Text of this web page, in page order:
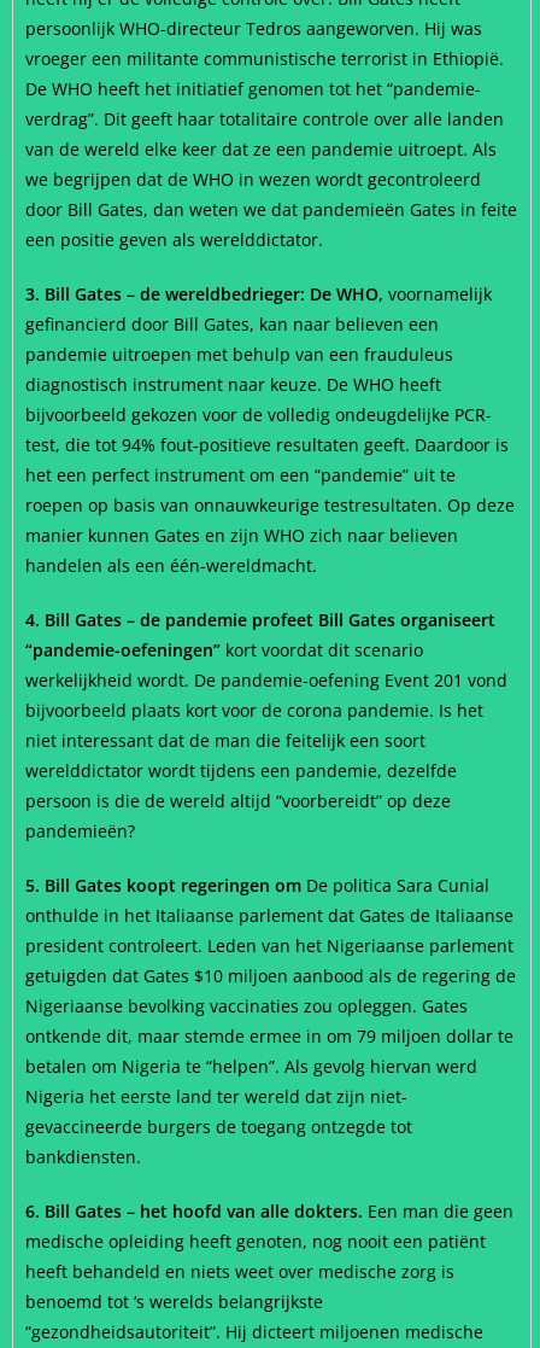
persoonlijk WHO-directeur Tedros aangeworven. Hij was
vroeger een militante communistische terrorist in Ethiopië.
De WHO heeft het initiatief genomen tot het “pandemie-
verdrag”. Dit geeft haar totalitaire controle over alle landen
van de wereld elke keer dat ze een pandemie uitroept. Als
we begrijpen dat de WHO in wezen wordt gecontroleerd
door Bill Gates, dan weten we dat pandemieën Gates in feite
een positie geven als werelddictator.
3. Bill Gates – de wereldbedrieger: De WHO, voornamelijk
gefinancierd door Bill Gates, kan naar believen een
pandemie uitroepen met behulp van een frauduleus
diagnostisch instrument naar keuze. De WHO heeft
bijvoorbeeld gekozen voor de volledig ondeugdelijke PCR-
test, die tot 94% fout-positieve resultaten geeft. Daardoor is
het een perfect instrument om een “pandemie” uit te
roepen op basis van onnauwkeurige testresultaten. Op deze
manier kunnen Gates en zijn WHO zich naar believen
handelen als een één-wereldmacht.
4. Bill Gates – de pandemie profeet Bill Gates organiseert
“pandemie-oefeningen” kort voordat dit scenario
werkelijkheid wordt. De pandemie-oefening Event 201 vond
bijvoorbeeld plaats kort voor de corona pandemie. Is het
niet interessant dat de man die feitelijk een soort
werelddictator wordt tijdens een pandemie, dezelfde
persoon is die de wereld altijd “voorbereidt” op deze
pandemieën?
5. Bill Gates koopt regeringen om De politica Sara Cunial
onthulde in het Italiaanse parlement dat Gates de Italiaanse
president controleert. Leden van het Nigeriaanse parlement
getuigden dat Gates $10 miljoen aanbood als de regering de
Nigeriaanse bevolking vaccinaties zou opleggen. Gates
ontkende dit, maar stemde ermee in om 79 miljoen dollar te
betalen om Nigeria te “helpen”. Als gevolg hiervan werd
Nigeria het eerste land ter wereld dat zijn niet-
gevaccineerde burgers de toegang ontzegde tot
bankdiensten.
6. Bill Gates – het hoofd van alle dokters. Een man die geen
medische opleiding heeft genoten, nog nooit een patiënt
heeft behandeld en niets weet over medische zorg is
benoemd tot ‘s werelds belangrijkste
“gezondheidsautoriteit”. Hij dicteert miljoenen medische